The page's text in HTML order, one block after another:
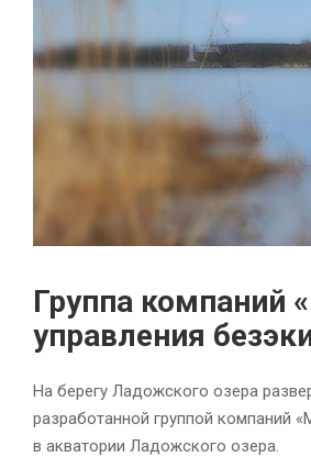
Группа компаний
управления
На берегу Ладожского озера
разработанной группой компаний
в акватории Ладожского озера.